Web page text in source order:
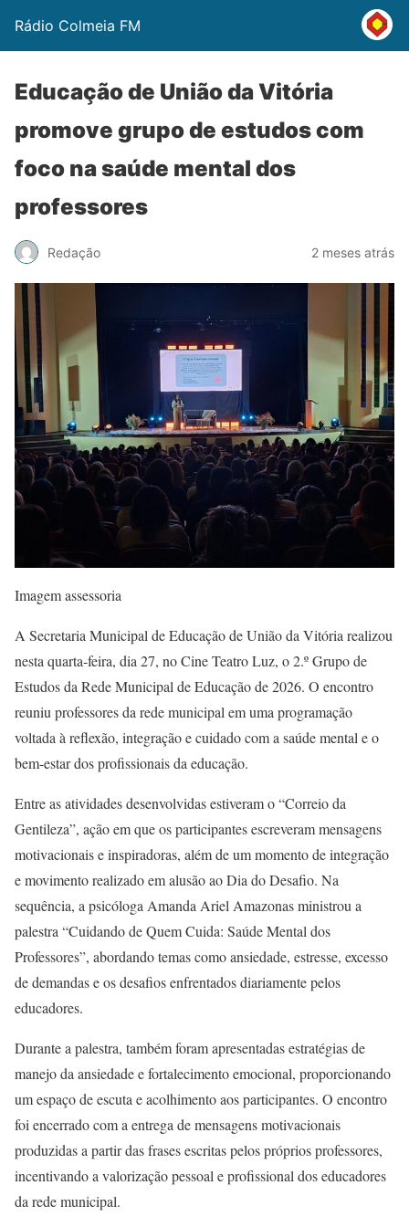
Rádio Colmeia FM
Educação de União da Vitória
promove grupo de estudos com
foco na saúde mental dos
professores
Redação 2 meses atrás
Imagem assessoria
A Secretaria Municipal de Educação de União da Vitória realizou
nesta quarta-feira, dia 27, no Cine Teatro Luz, o 2.º Grupo de
Estudos da Rede Municipal de Educação de 2026. O encontro
reuniu professores da rede municipal em uma programação
voltada à reflexão, integração e cuidado com a saúde mental e o
bem-estar dos profissionais da educação.
Entre as atividades desenvolvidas estiveram o “Correio da
Gentileza”, ação em que os participantes escreveram mensagens
motivacionais e inspiradoras, além de um momento de integração
e movimento realizado em alusão ao Dia do Desafio. Na
sequência, a psicóloga Amanda Ariel Amazonas ministrou a
palestra “Cuidando de Quem Cuida: Saúde Mental dos
Professores”, abordando temas como ansiedade, estresse, excesso
de demandas e os desafios enfrentados diariamente pelos
educadores.
Durante a palestra, também foram apresentadas estratégias de
manejo da ansiedade e fortalecimento emocional, proporcionando
um espaço de escuta e acolhimento aos participantes. O encontro
foi encerrado com a entrega de mensagens motivacionais
produzidas a partir das frases escritas pelos próprios professores,
incentivando a valorização pessoal e profissional dos educadores
da rede municipal.